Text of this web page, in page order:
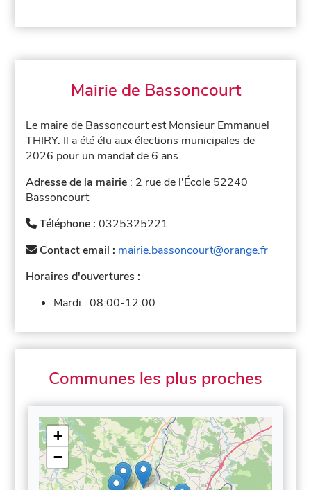
Mairie de Bassoncourt
Le maire de Bassoncourt est Monsieur Emmanuel
THIRY. Il a été élu aux élections municipales de
2026 pour un mandat de 6 ans.
Adresse de la mairie : 2 rue de l'École 52240
Bassoncourt
Téléphone :0325325221
Contact email : mairie.bassoncourt@orange.fr
Horaires d'ouvertures :
Mardi :08:00-12:00
Communes les plus proches
+
−